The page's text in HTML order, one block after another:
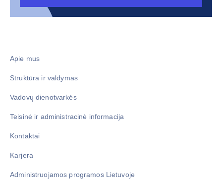
Apie mus
Struktūra ir valdymas
Vadovų dienotvarkės
Teisinė ir administracinė informacija
Kontaktai
Karjera
Administruojamos programos Lietuvoje